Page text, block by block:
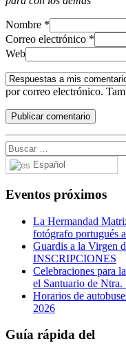
Nombre *
Correo electrónico *
Web
por correo electrónico.
Español
Eventos próximos
La Hermandad
fotógrafo portugués
Guardis a la Virgen
INSCRIPCIONES
Celebraciones para
el Santuario de
Horarios de
2026
Guía rápida del